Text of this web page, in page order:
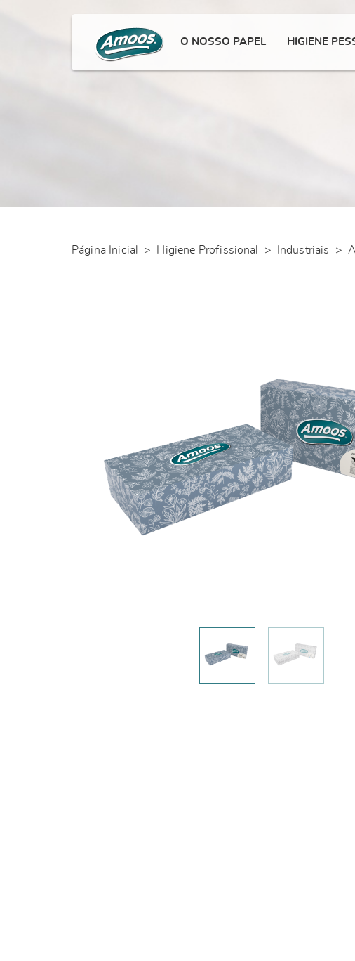
O NOSSO PAPEL HIGIENE
Página Inicial > Higiene Profissional > Industriais >